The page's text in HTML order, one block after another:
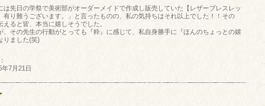
は先日の学祭で美術部がオーダーメイドで作成し販売していた【レザーブレスレッ
有り難うございます。」と言ったものの、私の気持ちはそれ以上でした！！その
ると皆、本当に嬉しそうでした。
、その先生の行動がとっても『粋』に感じて、私自身勝手に『ほんのちょっとの嬉
りました(笑)
7月21日